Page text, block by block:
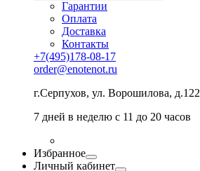
Гарантии
Оплата
Доставка
Контакты
+7(495)178-08-17
order@enotenot.ru
г.Серпухов, ул. Ворошилова, д.122
7 дней в неделю с 11 до 20 часов
Избранное
Личный кабинет